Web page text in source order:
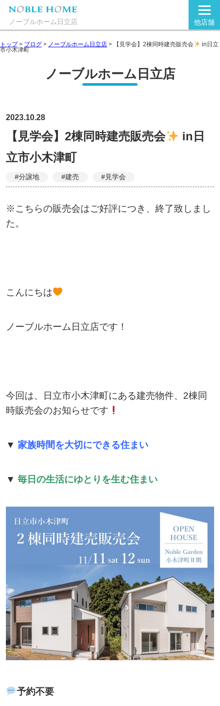
ノーブルホーム日立店 他店舗
トップ> ブログ > ノーブルホーム日立店 > 【見学会】2棟同時建売販売会 in日立
市小木津町
ノーブルホーム日立店
2023.10.28
【見学会】2棟同時建売販売会
in日
立市小木津町
#分譲地 #建売 #見学会
※こちらの販売会はご好評につき、終了致しまし
た。
こんにちは
ノーブルホーム日立店です！
今回は、日立市小木津町にある建売物件、2棟同
時販売会のお知らせです
▼ 家族時間を大切にできる住まい
▼ 毎日の生活にゆとりを生む住まい
予約不要